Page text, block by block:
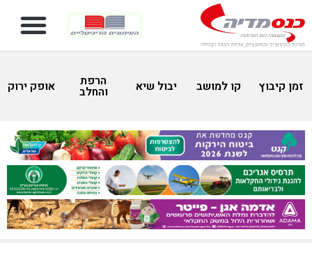
זמן קיבוץ קו למושב יבול שיא הרפת
והחלב אופק ירוק